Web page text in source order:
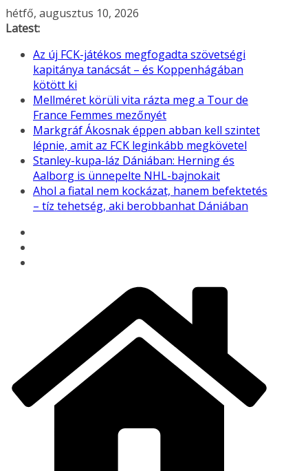
Skip
to
hétfő, augusztus 10, 2026
Latest:
Az új FCK-játékos megfogadta szövetségi
kapitánya tanácsát – és Koppenhágában
kötött ki
Mellméret körüli vita rázta meg a Tour de
France Femmes mezőnyét
Markgráf Ákosnak éppen abban kell szintet
lépnie, amit az FCK leginkább megkövetel
Stanley-kupa-láz Dániában: Herning és
Aalborg is ünnepelte NHL-bajnokait
Ahol a fiatal nem kockázat, hanem befektetés
– tíz tehetség, aki berobbanhat Dániában